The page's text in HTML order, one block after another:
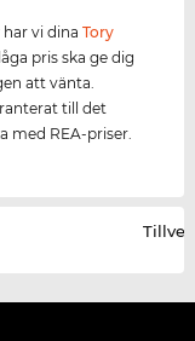
har vi dinaTory
pris ska ge dig
att vänta.
till det
med REA-priser.